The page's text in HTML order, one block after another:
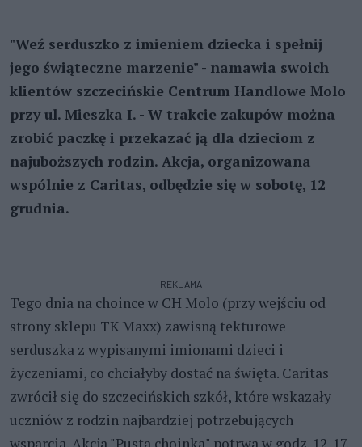
"Weź serduszko z imieniem dziecka i spełnij
jego świąteczne marzenie" - namawia swoich
klientów szczecińskie Centrum Handlowe Molo
przy ul. Mieszka I. - W trakcie zakupów można
zrobić paczkę i przekazać ją dla dzieciom z
najuboższych rodzin. Akcja, organizowana
wspólnie z Caritas, odbędzie się w sobotę, 12
grudnia.
REKLAMA
Tego dnia na choince w CH Molo (przy wejściu od
strony sklepu TK Maxx) zawisną tekturowe
serduszka z wypisanymi imionami dzieci i
życzeniami, co chciałyby dostać na święta. Caritas
zwrócił się do szczecińskich szkół, które wskazały
uczniów z rodzin najbardziej potrzebujących
wsparcia. Akcja "Pusta choinka" potrwa w godz. 12-17.